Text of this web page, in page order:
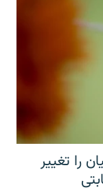
را تغییر